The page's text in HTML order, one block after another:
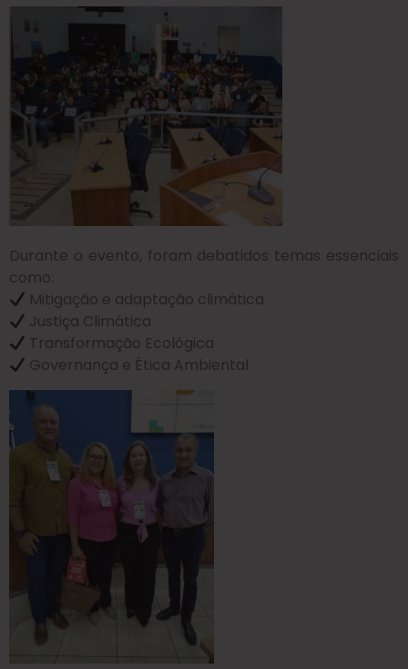
Durante o evento, foram debatidos temas essenciais
como:
Mitigação e adaptação climática
Justiça Climática
Transformação Ecológica
Governança e Ética Ambiental